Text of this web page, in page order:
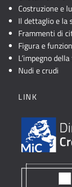
Costruzione e
Il dettaglio e la
Frammenti di
Figura e
L’impegno
Nudi e crudi
LINK